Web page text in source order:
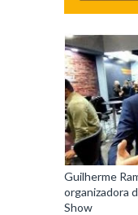
Guilherme
organizadora
Show